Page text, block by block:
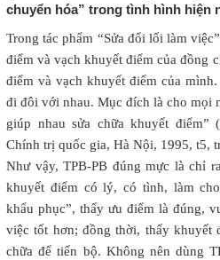
chuyển hóa” trong tình hình hiện
Trong tác phẩm “Sửa đổi lối làm
điểm và vạch khuyết điểm của đồng
điểm và vạch khuyết điểm của
đi đôi với nhau. Mục đích là cho mọi
giúp nhau sửa chữa khuyết
Chính trị quốc gia, Hà Nội, 1995, t5,
Như vậy, TPB-PB đúng mực là chỉ
khuyết điểm có lý, có tình, làm
khẩu phục”, thấy ưu điểm là đúng,
việc tốt hơn; đồng thời, thấy khuyết
chữa để tiến bộ. Không nên dùng